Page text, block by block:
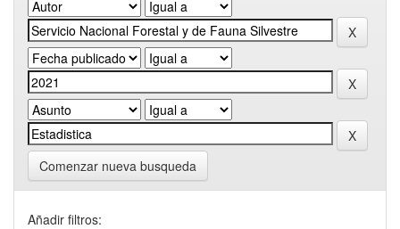
Comenzar nueva busqueda
Añadir filtros: